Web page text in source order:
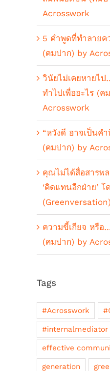
Acrosswork
5 คำพูดที่ทำลาย
(คมปาก) by
วินัยไม่เคยหายไ
ทำไปเพื่ออะไร (ค
Acrosswork
“หวังดี อาจเป็นค
(คมปาก) by
คุณไม่ได้สื่อสารพ
‘คิดแทนอีกฝ่าย’ โ
ความขี้เกียจ หรื
(คมปาก) by
Tags
#Acrosswork
#internalmediator
effective
generation